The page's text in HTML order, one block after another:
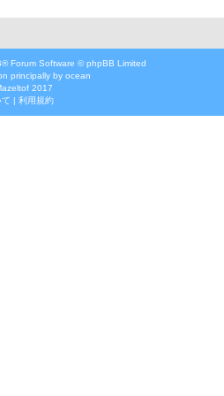
® Forum Software © phpBB Limited
principally by ocean
2017
| 利用規約